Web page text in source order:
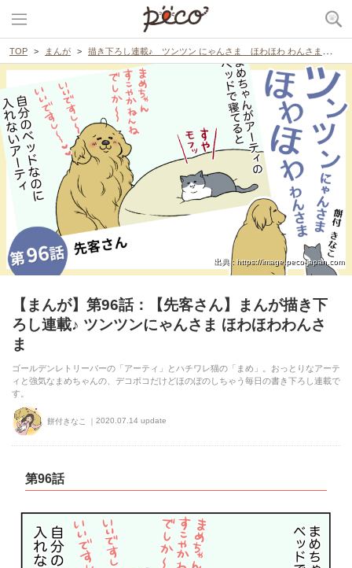
TOP まんが 描き下ろし連載♪ ツンツン にゃんさま ほわほわ わんさま
出典 : https://image.peco-japan.com
【まんが】第96話：【先客さん】まんが描き下
ろし連載♪ ツンツンにゃんさま ほわほわわんさ
ま
ゴールデンレトリーバーの「アーティ」とハチワレ猫の「まめ」。おっとりなアーテ
ィと強気なまめちゃんの、デコボコだけどほのぼのしちゃう毎日の書き下ろし連載で
す。
餅付きなこ 2020.07.14 update
第96話